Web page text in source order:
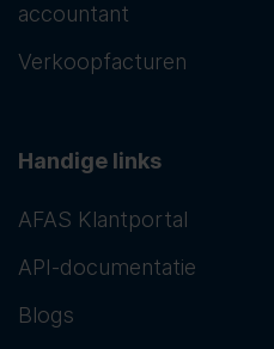
accountant
Verkoopfacturen
Handige links
AFAS Klantportal
API-documentatie
Blogs